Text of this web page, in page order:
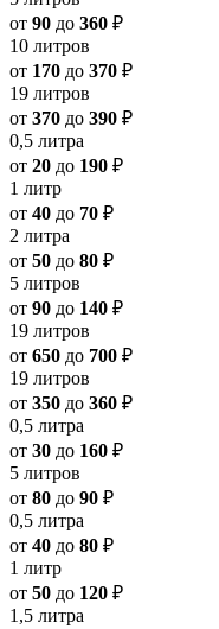
от 90 до 360 ₽
10 литров
от 170 до 370 ₽
19 литров
от 370 до 390 ₽
0,5 литра
от 20 до 190 ₽
1 литр
от 40 до 70 ₽
2 литра
от 50 до 80 ₽
5 литров
от 90 до 140 ₽
19 литров
от 650 до 700 ₽
19 литров
от 350 до 360 ₽
0,5 литра
от 30 до 160 ₽
5 литров
от 80 до 90 ₽
0,5 литра
от 40 до 80 ₽
1 литр
от 50 до 120 ₽
1,5 литра